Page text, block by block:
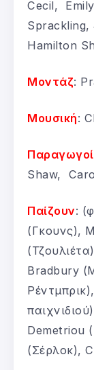
Cecil,
Hamilton
Μοντάζ:
Μουσική:
Παραγωγοί
Shaw,
Παίζουν:
(Γκουνς),
Bradbury
Demetriou
(Σέρλοκ),